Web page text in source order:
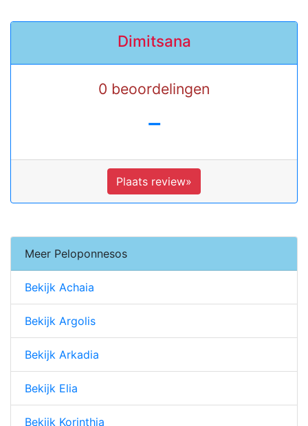
Dimitsana
0 beoordelingen
-
Plaats review»
Meer Peloponnesos
Bekijk Achaia
Bekijk Argolis
Bekijk Arkadia
Bekijk Elia
Bekijk Korinthia